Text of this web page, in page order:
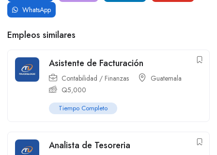
WhatsApp
Empleos similares
Asistente de Facturación
Contabilidad / Finanzas
Guatemala
Q5,000
Tiempo Completo
Analista de Tesoreria